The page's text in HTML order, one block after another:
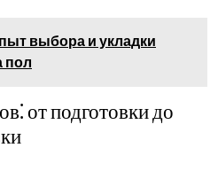
выбора и укладки
пол
от подготовки до